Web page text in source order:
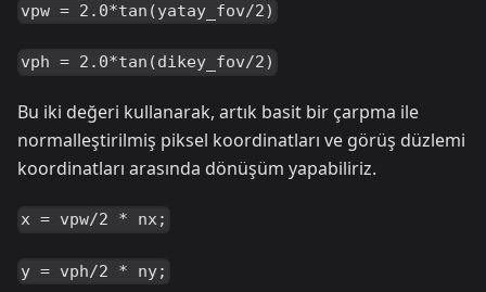
vpw = 2.0*tan(yatay_fov/2)
vph = 2.0*tan(dikey_fov/2)
Bu iki değeri kullanarak, artık basit bir çarpma ile
normalleştirilmiş piksel koordinatları ve görüş düzlemi
koordinatları arasında dönüşüm yapabiliriz.
x = vpw/2 * nx;
y = vph/2 * ny;